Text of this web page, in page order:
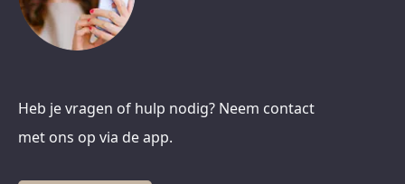
Heb je vragen of hulp nodig? Neem contact
met ons op via de app.